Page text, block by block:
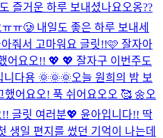
즐거운 하루 보내셨나요오옹??
ㅠ🥲 내일도 좋은 하루 보내세
줘서 고마워요 글릿!!🩷 잘자아
어요오!! 💖 💖 잘자구 이번주도
니다용 🌞🌞🌞오늘 원희의 밤 보
했어요오! 푹 쉬어요오오 🥰 🌼 오
!! 글릿 여러분💖 윤아입니다!! 딱
생일 편지를 썼던 기억이 나는데